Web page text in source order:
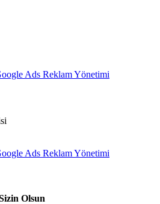
Ads Reklam Yönetimi
Ads Reklam Yönetimi
Olsun